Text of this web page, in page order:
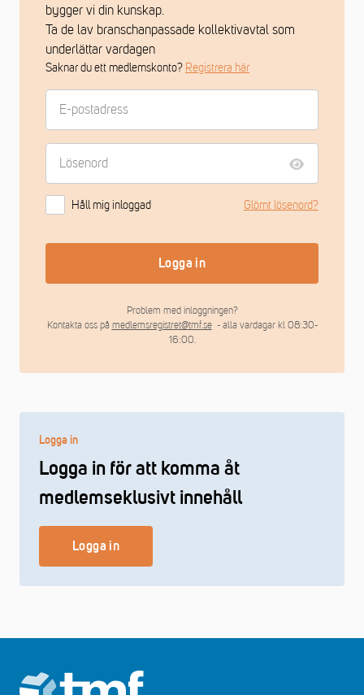
Logga in
Logga in för att komma åt
medlemseklusivt innehåll
Logga in
bygger vi din kunskap.
Ta de lav branschanpassade kollektivavtal som
underlättar vardagen
Saknar du ett medlemskonto? Registrera här
Håll mig inloggad Glömt lösenord?
Logga in
Problem med inloggningen?
Kontakta oss på medlemsregistret@tmf.se- alla vardagar kl 08:30-
16:00.
Footer